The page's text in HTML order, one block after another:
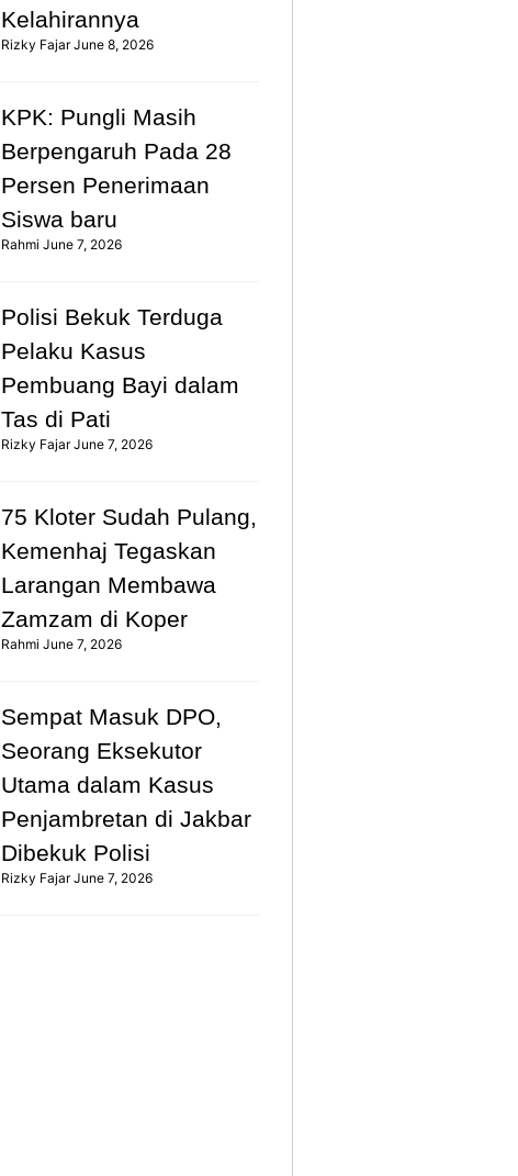
Kelahirannya
Rizky FajarJune 8, 2026
KPK: Pungli Masih
Berpengaruh Pada 28
Persen Penerimaan
Siswa baru
RahmiJune 7, 2026
Polisi Bekuk Terduga
Pelaku Kasus
Pembuang Bayi dalam
Tas di Pati
Rizky FajarJune 7, 2026
75 Kloter Sudah Pulang,
Kemenhaj Tegaskan
Larangan Membawa
Zamzam di Koper
RahmiJune 7, 2026
Sempat Masuk DPO,
Seorang Eksekutor
Utama dalam Kasus
Penjambretan di Jakbar
Dibekuk Polisi
Rizky FajarJune 7, 2026